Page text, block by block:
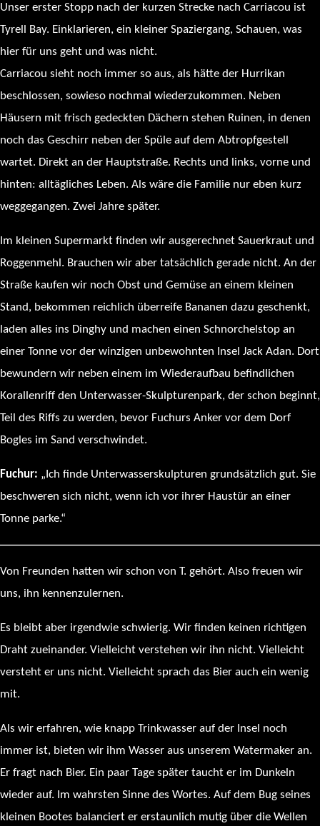
Unser erster Stopp nach der kurzen Strecke nach Carriacou ist
Tyrell Bay. Einklarieren, ein kleiner Spaziergang, Schauen, was
hier für uns geht und was nicht.
Carriacou sieht noch immer so aus, als hätte der Hurrikan
beschlossen, sowieso nochmal wiederzukommen. Neben
Häusern mit frisch gedeckten Dächern stehen Ruinen, in denen
noch das Geschirr neben der Spüle auf dem Abtropfgestell
wartet. Direkt an der Hauptstraße. Rechts und links, vorne und
hinten: alltägliches Leben. Als wäre die Familie nur eben kurz
weggegangen. Zwei Jahre später.
Im kleinen Supermarkt finden wir ausgerechnet Sauerkraut und
Roggenmehl. Brauchen wir aber tatsächlich gerade nicht. An der
Straße kaufen wir noch Obst und Gemüse an einem kleinen
Stand, bekommen reichlich überreife Bananen dazu geschenkt,
laden alles ins Dinghy und machen einen Schnorchelstop an
einer Tonne vor der winzigen unbewohnten Insel Jack Adan. Dort
bewundern wir neben einem im Wiederaufbau befindlichen
Korallenriff den Unterwasser-Skulpturenpark, der schon beginnt,
Teil des Riffs zu werden, bevor Fuchurs Anker vor dem Dorf
Bogles im Sand verschwindet.
Fuchur: „Ich finde Unterwasserskulpturen grundsätzlich gut. Sie
beschweren sich nicht, wenn ich vor ihrer Haustür an einer
Tonne parke.“
Von Freunden hatten wir schon von T. gehört. Also freuen wir
uns, ihn kennenzulernen.
Es bleibt aber irgendwie schwierig. Wir finden keinen richtigen
Draht zueinander. Vielleicht verstehen wir ihn nicht. Vielleicht
versteht er uns nicht. Vielleicht sprach das Bier auch ein wenig
mit.
Als wir erfahren, wie knapp Trinkwasser auf der Insel noch
immer ist, bieten wir ihm Wasser aus unserem Watermaker an.
Er fragt nach Bier. Ein paar Tage später taucht er im Dunkeln
wieder auf. Im wahrsten Sinne des Wortes. Auf dem Bug seines
kleinen Bootes balanciert er erstaunlich mutig über die Wellen